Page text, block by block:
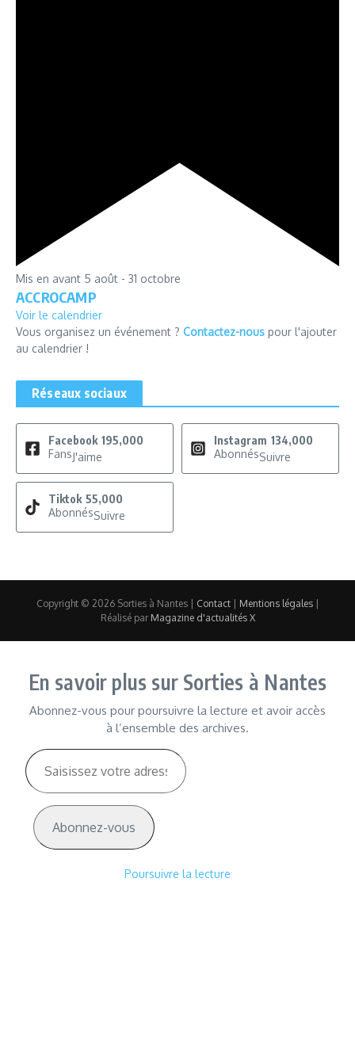
Mis en avant 5 août - 31 octobre
ACCROCAMP
Voir le calendrier
Vous organisez un événement ? Contactez-nous pour l'ajouter
au calendrier !
Réseaux sociaux
Facebook 195,000
FansJ'aime
Instagram 134,000
AbonnésSuivre
Tiktok 55,000
AbonnésSuivre
Copyright © 2026 Sorties à Nantes | Contact| Mentions légales|
Réalisé par Magazine d'actualités X
En savoir plus sur Sorties à Nantes
Abonnez-vous pour poursuivre la lecture et avoir accès
à l’ensemble des archives.
Saisissez votre adresse e-mail…
Abonnez-vous
Poursuivre la lecture